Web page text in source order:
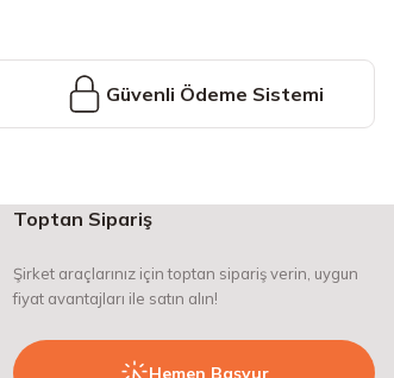
Güvenli Ödeme Sistemi
Toptan Sipariş
Şirket araçlarınız için toptan sipariş verin, uygun
fiyat avantajları ile satın alın!
Hemen Başvur